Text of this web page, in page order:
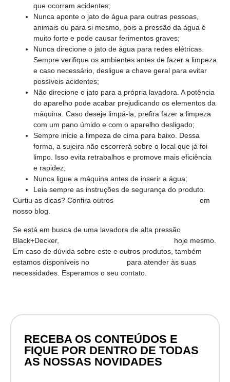
que ocorram acidentes;
Nunca aponte o jato de água para outras pessoas,
animais ou para si mesmo, pois a pressão da água é
muito forte e pode causar ferimentos graves;
Nunca direcione o jato de água para redes elétricas.
Sempre verifique os ambientes antes de fazer a limpeza
e caso necessário, desligue a chave geral para evitar
possíveis acidentes;
Não direcione o jato para a própria lavadora. A potência
do aparelho pode acabar prejudicando os elementos da
máquina. Caso deseje limpá-la, prefira fazer a limpeza
com um pano úmido e com o aparelho desligado;
Sempre inicie a limpeza de cima para baixo. Dessa
forma, a sujeira não escorrerá sobre o local que já foi
limpo. Isso evita retrabalhos e promove mais eficiência
e rapidez;
Nunca ligue a máquina antes de inserir a água;
Leia sempre as instruções de segurança do produto.
Curtiu as dicas? Confira outros
em
nosso blog.
Se está em busca de uma lavadora de alta pressão
Black+Decker,
hoje mesmo.
Em caso de dúvida sobre este e outros produtos, também
estamos disponíveis no
para atender às suas
necessidades. Esperamos o seu contato.
RECEBA OS CONTEÚDOS E
FIQUE POR DENTRO DE TODAS
AS NOSSAS NOVIDADES